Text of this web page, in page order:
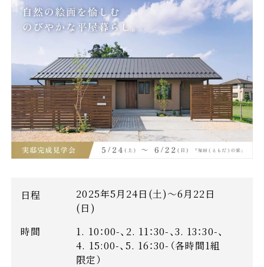
日程
2025年5月24日(土)～6月22日
(日)
時間
1. 10：00-、2. 11：30-、3. 13：30-、
4. 15:00-、5. 16：30-（各時間1組
限定）